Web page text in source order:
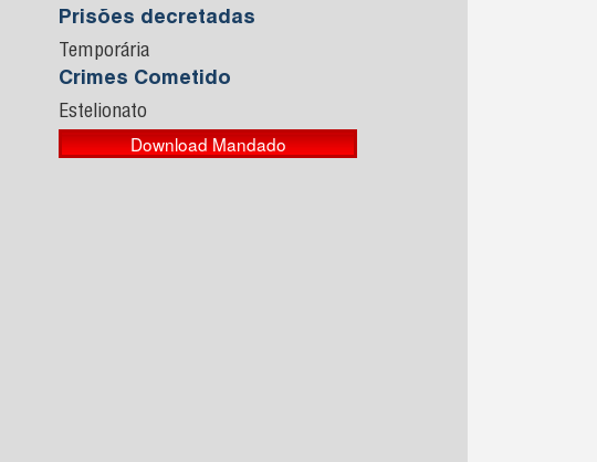
Prisões decretadas
Temporária
Crimes Cometido
Estelionato
Download Mandado